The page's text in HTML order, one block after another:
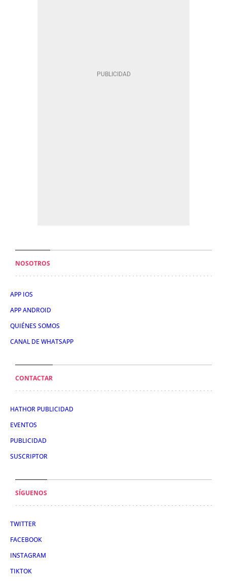
NOSOTROS
APP IOS
APP ANDROID
QUIÉNES SOMOS
CANAL DE WHATSAPP
CONTACTAR
HATHOR PUBLICIDAD
EVENTOS
PUBLICIDAD
SUSCRIPTOR
SÍGUENOS
TWITTER
FACEBOOK
INSTAGRAM
TIKTOK